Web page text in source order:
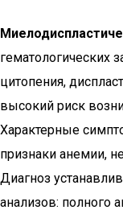
гематологических
цитопения,
высокий риск
Характерные
признаки анемии,
Диагноз
анализов: полного